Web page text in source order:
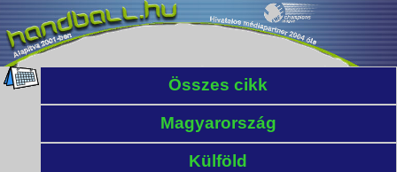
Összes cikk
Magyarország
Külföld